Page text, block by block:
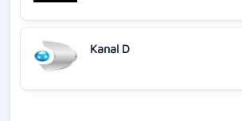
Kanal D